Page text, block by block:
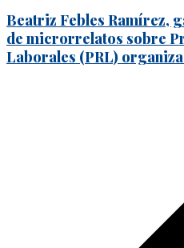
Beatriz Febles Ramírez,
de microrrelatos sobre
Laborales (PRL)